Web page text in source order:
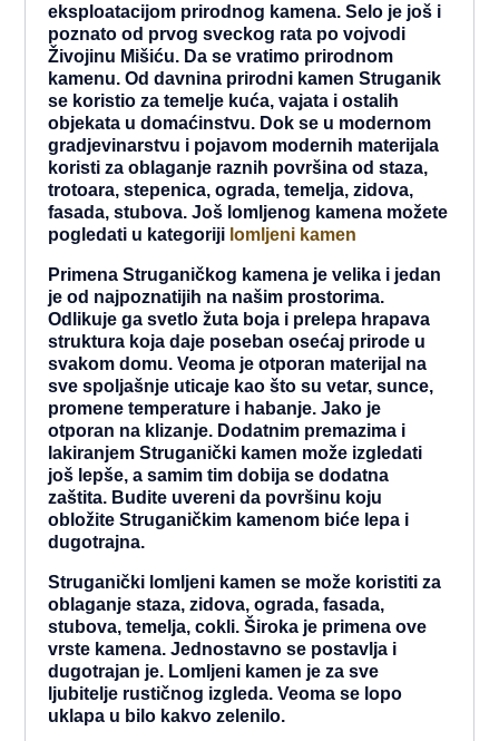
eksploatacijom prirodnog kamena. Selo je još i
poznato od prvog sveckog rata po vojvodi
Živojinu Mišiću. Da se vratimo prirodnom
kamenu. Od davnina prirodni kamen Struganik
se koristio za temelje kuća, vajata i ostalih
objekata u domaćinstvu. Dok se u modernom
gradjevinarstvu i pojavom modernih materijala
koristi za oblaganje raznih površina od staza,
trotoara, stepenica, ograda, temelja, zidova,
fasada, stubova. Još lomljenog kamena možete
pogledati u kategoriji lomljeni kamen
Primena Struganičkog kamena je velika i jedan
je od najpoznatijih na našim prostorima.
Odlikuje ga svetlo žuta boja i prelepa hrapava
struktura koja daje poseban osećaj prirode u
svakom domu. Veoma je otporan materijal na
sve spoljašnje uticaje kao što su vetar, sunce,
promene temperature i habanje. Jako je
otporan na klizanje. Dodatnim premazima i
lakiranjem Struganički kamen može izgledati
još lepše, a samim tim dobija se dodatna
zaštita. Budite uvereni da površinu koju
obložite Struganičkim kamenom biće lepa i
dugotrajna.
Struganički lomljeni kamen se može koristiti za
oblaganje staza, zidova, ograda, fasada,
stubova, temelja, cokli. Široka je primena ove
vrste kamena. Jednostavno se postavlja i
dugotrajan je. Lomljeni kamen je za sve
ljubitelje rustičnog izgleda. Veoma se lopo
uklapa u bilo kakvo zelenilo.